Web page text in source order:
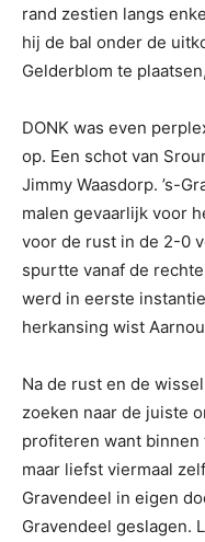
rand zestien langs
hij de bal onder de
Gelderblom te
DONK was even
op. Een schot van
Jimmy Waasdorp. ’s-
malen gevaarlijk voor
voor de rust in de 2-0
spurtte vanaf de
werd in eerste
herkansing wist
Na de rust en de
zoeken naar de juiste
profiteren want
maar liefst viermaal
Gravendeel in eigen
Gravendeel geslagen.